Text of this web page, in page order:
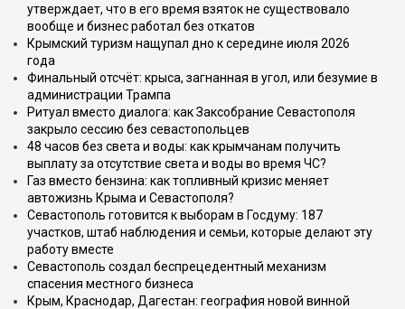
утверждает, что в его время взяток не существовало
вообще и бизнес работал без откатов
Крымский туризм нащупал дно к середине июля 2026
года
Финальный отсчёт: крыса, загнанная в угол, или безумие в
администрации Трампа
Ритуал вместо диалога: как Заксобрание Севастополя
закрыло сессию без севастопольцев
48 часов без света и воды: как крымчанам получить
выплату за отсутствие света и воды во время ЧС?
Газ вместо бензина: как топливный кризис меняет
автожизнь Крыма и Севастополя?
Севастополь готовится к выборам в Госдуму: 187
участков, штаб наблюдения и семьи, которые делают эту
работу вместе
Севастополь создал беспрецедентный механизм
спасения местного бизнеса
Крым, Краснодар, Дагестан: география новой винной